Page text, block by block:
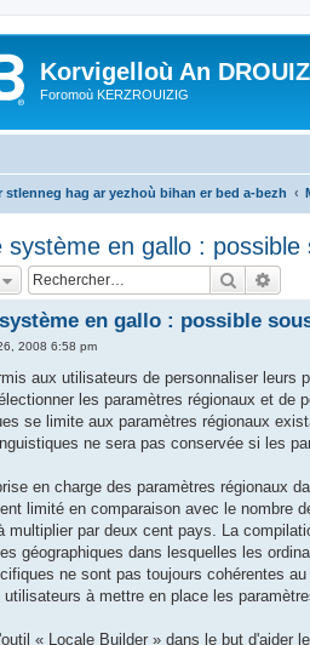
Korvigelloù An
Foromoù KERZROUIZIG
stlenneg hag ar yezhoù bihan er bed a-bezh
en gallo : possible
Rechercher
en gallo : possible
2008 6:58 pm
aux utilisateurs de personnaliser leurs
les paramètres régionaux et de
se limite aux paramètres régionaux
ne sera pas conservée si les
en charge des paramètres régionaux
limité en comparaison avec le nombre
multiplier par deux cent pays. La
géographiques dans lesquelles les
ne sont pas toujours cohérentes
à mettre en place les
« Locale Builder » dans le but d'aider